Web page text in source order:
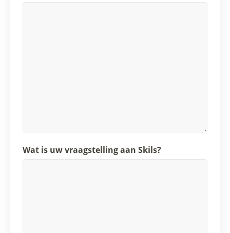
Wat is uw vraagstelling aan Skils?